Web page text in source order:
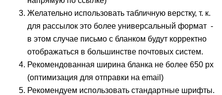
Желательно использовать табличную верстку, т. к.
для рассылок это более универсальный формат -
в этом случае письмо с бланком будут корректно
отображаться в большинстве почтовых систем.
Рекомендованная ширина бланка не более 650 px
(оптимизация для отправки на email)
Рекомендуем использовать стандартные шрифты.